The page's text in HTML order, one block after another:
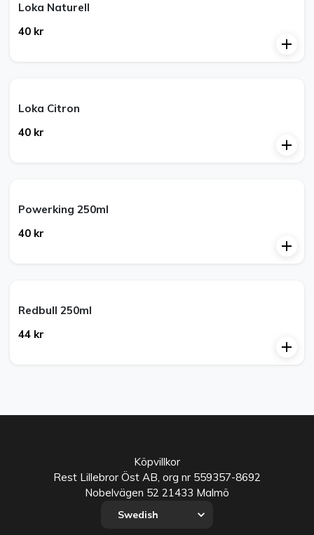
Loka Naturell
40 kr
Loka Citron
40 kr
Powerking 250ml
40 kr
Redbull 250ml
44 kr
Köpvillkor
Rest Lillebror Öst AB, org nr 559357-8692
Nobelvägen 52 21433 Malmö
Swedish